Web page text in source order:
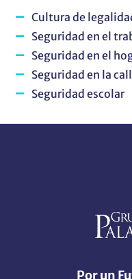
Cultura de
Seguridad en el
Seguridad en el
Seguridad en la
Seguridad escolar
Por un